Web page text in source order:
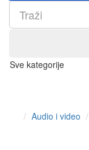
Sve kategorije
Audio i video